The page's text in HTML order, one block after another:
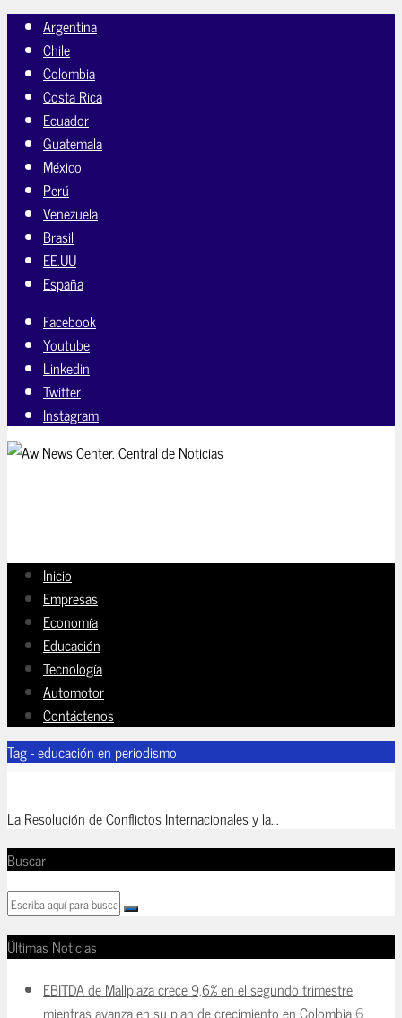
Argentina
Chile
Colombia
Costa Rica
Ecuador
Guatemala
México
Perú
Venezuela
Brasil
EE.UU
España
Facebook
Youtube
Linkedin
Twitter
Instagram
Inicio
Empresas
Economía
Educación
Tecnología
Automotor
Contáctenos
Tag - educación en periodismo
La Resolución de Conflictos Internacionales y la...
Buscar
Últimas Noticias
EBITDA de Mallplaza crece 9,6% en el segundo trimestre
mientras avanza en su plan de crecimiento en Colombia6